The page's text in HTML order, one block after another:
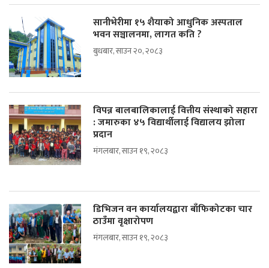
सानीभेरीमा १५ शैयाको आधुनिक अस्पताल
भवन सञ्चालनमा, लागत कति ?
बुधबार, साउन २०, २०८३
विपन्न बालबालिकालाई वित्तीय संस्थाको सहारा
: जमारुका ४५ विद्यार्थीलाई विद्यालय झोला
प्रदान
मंगलबार, साउन १९, २०८३
डिभिजन वन कार्यालयद्वारा बाँफिकोटका चार
ठाउँमा वृक्षारोपण
मंगलबार, साउन १९, २०८३